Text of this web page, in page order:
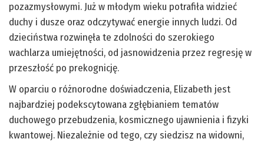
pozazmysłowymi. Już w młodym wieku potrafiła widzieć
duchy i dusze oraz odczytywać energie innych ludzi. Od
dzieciństwa rozwinęła te zdolności do szerokiego
wachlarza umiejętności, od jasnowidzenia przez regresję w
przeszłość po prekognicję.
W oparciu o różnorodne doświadczenia, Elizabeth jest
najbardziej podekscytowana zgłębianiem tematów
duchowego przebudzenia, kosmicznego ujawnienia i fizyki
kwantowej. Niezależnie od tego, czy siedzisz na widowni,